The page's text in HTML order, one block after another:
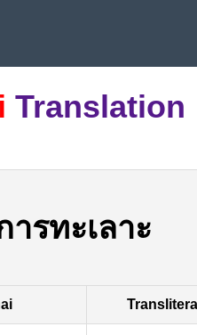
Translation
ารทะเลาะ